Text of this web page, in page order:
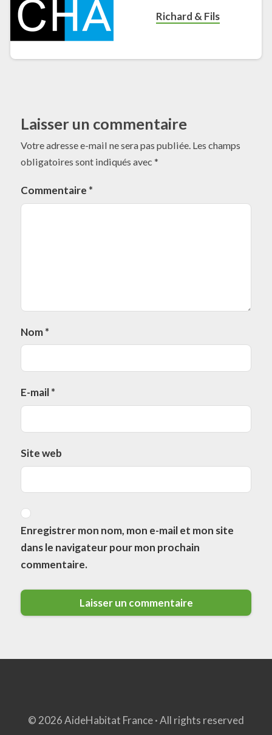
Richard & Fils
Laisser un commentaire
Votre adresse e-mail ne sera pas publiée. Les champs
obligatoires sont indiqués avec *
Commentaire *
Nom*
E-mail*
Site web
Enregistrer mon nom, mon e-mail et mon site
dans le navigateur pour mon prochain
commentaire.
© 2026 AideHabitat France · All rights reserved